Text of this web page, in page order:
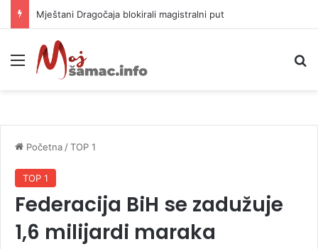
Helikopter ponovo gasi vatru u selima kod Trebinja
Meni
Početna /TOP 1
TOP 1
Federacija BiH se zadužuje
1,6 milijardi maraka